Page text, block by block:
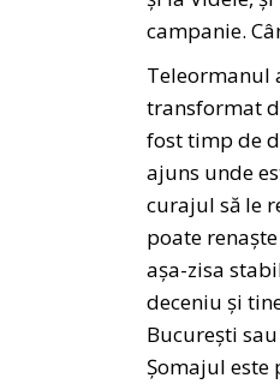
campanie.
Teleormanul
transformat
fost timp de
ajuns unde
curajul să le
poate
așa-zisa
deceniu și
București
Șomajul